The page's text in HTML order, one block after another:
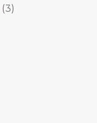
(3)